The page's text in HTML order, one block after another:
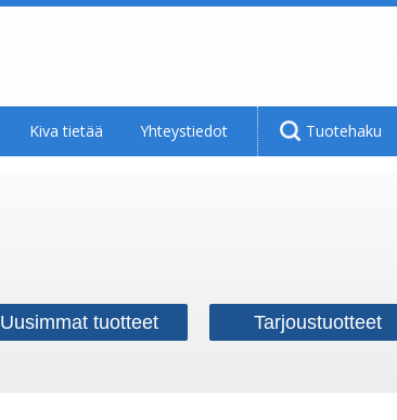
Kiva tietää Yhteystiedot Tuotehaku
Uusimmat tuotteet Tarjoustuotteet